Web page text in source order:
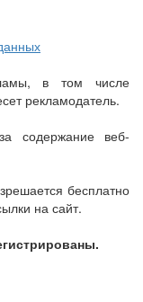
в том числе
рекламодатель.
содержание веб-
бесплатно
на сайт.